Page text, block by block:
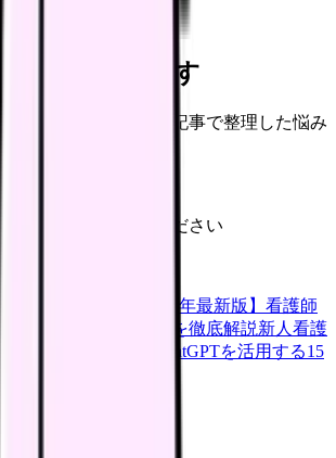
求人
護師求人を探す
ブランクなど、この記事で整理した悩み
ます。
新情報を確認してください
ンキングTOP5【2026年最新版】 看護師
2026年度の最新情報を徹底解説新人看護
感必至】
看護師がChatGPTを活用する15
編集部